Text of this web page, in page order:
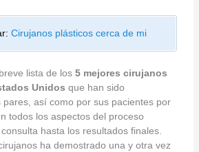
Cirujanos plásticos cerca de mi
lista de los 5 mejores cirujanos
Unidos que han sido
pares, así como por sus pacientes por
todos los aspectos del proceso
hasta los resultados finales.
ha demostrado una y otra vez